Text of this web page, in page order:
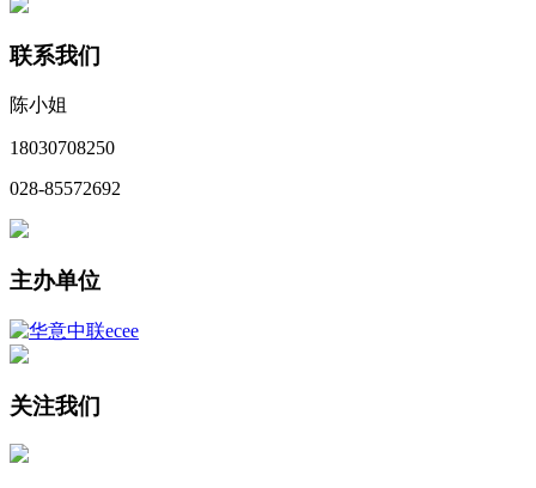
联系我们
陈小姐
18030708250
028-85572692
主办单位
关注我们